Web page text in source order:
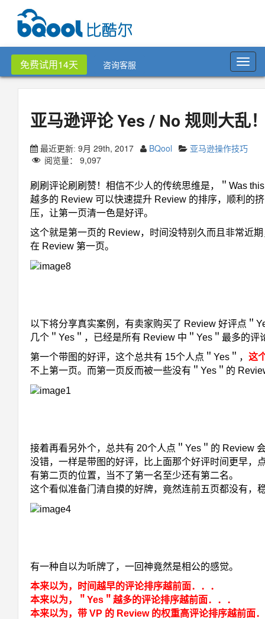
免费试用14天 咨询客服
亚马逊评论 Yes / No 规则大乱
最近更新: 9月 29th, 2017 BQool
亚马逊操作技巧
阅览量： 9,097
刷刷评论刷刷赞！相信不少人的传统思维是，＂Was
越多的 Review 可以快速提升 Review 的排序，顺利的
压，让第一页清一色是好评。
这个就是第一页的 Review，时间没特别久而且非常近
在 Review 第一页。
以下将分享真实案例，有卖家购买了 Review 好评点＂
几个＂Yes＂，已经是所有 Review 中＂Yes＂最多的
第一个带图的好评，这个总共有 15个人点＂Yes＂， 这
不上第一页。而第一页反而被一些没有＂Yes＂的
接着再看另外个，总共有 20个人点＂Yes＂的 Review
没错，一样是带图的好评，比上面那个好评时间更早，
有第二页的位置，当不了第一名至少还有第二名。
这个看似准备门清自摸的好牌，竟然连前五页都没有，
有一种自以为听牌了，一回神竟然是相公的感觉。
本来以为，时间越早的评论排序越前面．．．
本来以为，＂Yes＂越多的评论排序越前面．．．
本来以为，带 VP 的 Review 的权重高评论排序越前面